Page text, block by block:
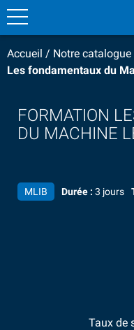
Accueil / Notre catalogue
Les fondamentaux du
FORMATION
DU MACHINE
MLIB Durée : 3 jours
Taux de